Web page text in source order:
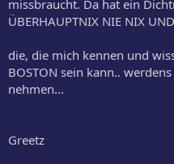
missbraucht. Da hat ein
ÜBERHAUPTNIX NIE NIX
die, die mich kennen und
BOSTON sein kann..
nehmen...
Greetz